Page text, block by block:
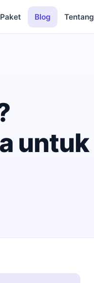
Paket Blog Tentang
untuk